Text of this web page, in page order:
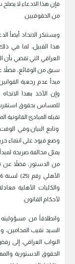
فإن هذا الادعاء لا
من الحقوقيين.
ويستنكر الاتحاد أيضاً
العراقي التي تقضي بأن
مبدأ عدم رجعية
وإن الأخذ بهذا
للمساس بحقوق استقرت
تقبله المبادئ القانونية
وتابع البيان:وفي
وضع قيود على انتماء
والكليات الأهلية
لأحكام القانون.
وانطلاقاً من مسؤوليته
السيد نقيب
النواب العراقي، إلى
الحقوق الدستورية